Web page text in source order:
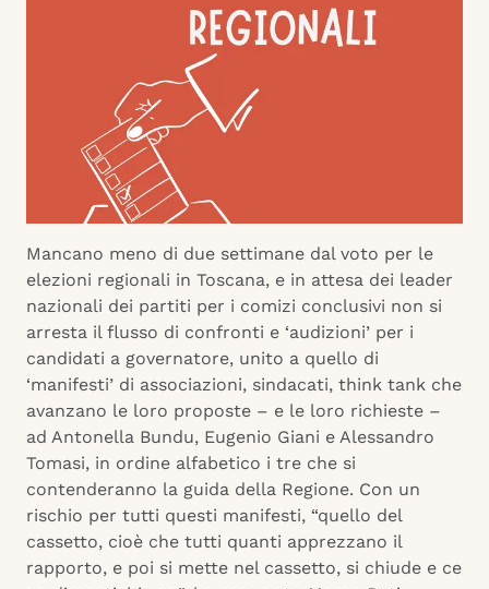
Mancano meno di due settimane dal voto per le
elezioni regionali in Toscana, e in attesa dei leader
nazionali dei partiti per i comizi conclusivi non si
arresta il flusso di confronti e ‘audizioni’ per i
candidati a governatore, unito a quello di
‘manifesti’ di associazioni, sindacati, think tank che
avanzano le loro proposte – e le loro richieste –
ad Antonella Bundu, Eugenio Giani e Alessandro
Tomasi, in ordine alfabetico i tre che si
contenderanno la guida della Regione. Con un
rischio per tutti questi manifesti, “quello del
cassetto, cioè che tutti quanti apprezzano il
rapporto, e poi si mette nel cassetto, si chiude e ce